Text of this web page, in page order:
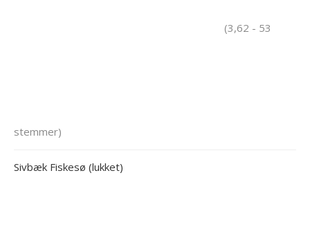
(3,62 - 53
stemmer)
Sivbæk Fiskesø (lukket)